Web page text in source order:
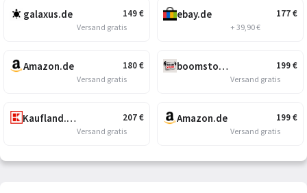
149€
galaxus.de
Versand gratis
180€
Amazon.de
Versand gratis
207€
Kaufland.de
Versand gratis
177€
ebay.de
+ 39,90 €
199€
boomstore.de
Versand gratis
199€
Amazon.de
Versand gratis